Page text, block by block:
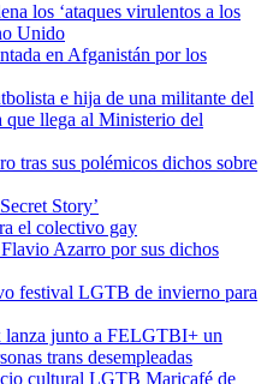
los ‘ataques virulentos a los
Unido
en Afganistán por los
e hija de una militante del
que llega al Ministerio del
tras sus polémicos dichos sobre
Story’
el colectivo gay
Azarro por sus dichos
festival LGTB de invierno para
junto a FELGTBI+ un
trans desempleadas
cultural LGTB Maricafé de